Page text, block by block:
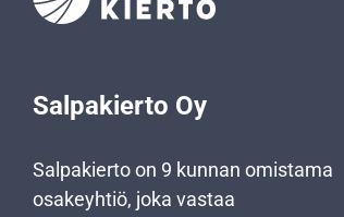
Salpakierto Oy
Salpakierto on 9 kunnan omistama
osakeyhtiö, joka vastaa